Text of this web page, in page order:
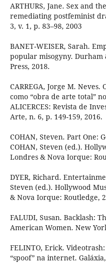
ARTHURS, Jane. Sex and
remediating postfeminist
3, v. 1, p. 83–98, 2003
BANET-WEISER, Sarah.
popular misogyny.
Press, 2018.
CARREGA, Jorge M.
como “obra de arte total”
ALICERCES: Revista de
Arte, n. 6, p. 149-159, 2016.
COHAN, Steven. Part One:
COHAN, Steven (ed.).
Londres & Nova Iorque:
DYER, Richard.
Steven (ed.). Hollywood
& Nova Iorque: Routledge,
FALUDI, Susan. Backlash:
American Women. New
FELINTO, Erick.
“spoof” na internet.